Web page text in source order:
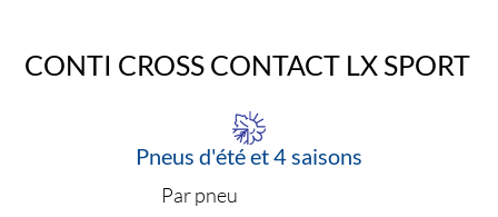
CONTI CROSS CONTACT LX SPORT
Pneus d'été et 4 saisons
Par pneu